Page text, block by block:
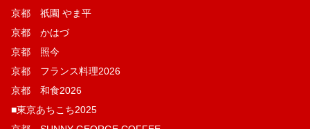
京都 祇園 やま平
京都 かはづ
京都 照今
京都 フランス料理2026
京都 和食2026
■東京あちこち2025